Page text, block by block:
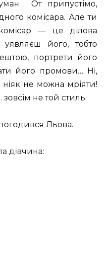
От припустімо,
комісара. Але ти
— це ділова
його, тобто
портрети його
його промови… Ні,
не можна мріяти!
не той стиль.
Льова.
дівчина: